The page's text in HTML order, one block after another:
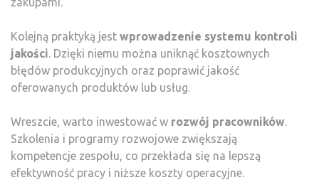
Kolejną praktyką jest wprowadzenie systemu kontroli
jakości. Dzięki niemu można uniknąć kosztownych
błędów produkcyjnych oraz poprawić jakość
oferowanych produktów lub usług.
Wreszcie, warto inwestować w rozwój pracowników.
Szkolenia i programy rozwojowe zwiększają
kompetencje zespołu, co przekłada się na lepszą
efektywność pracy i niższe koszty operacyjne.